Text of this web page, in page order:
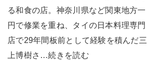
る和食の店。神奈川県など関東地方一
円で修業を重ね、タイの日本料理専門
店で29年間板前として経験を積んだ三
上博樹さ…続きを読む